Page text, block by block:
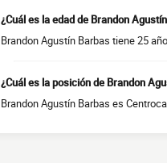
¿Cuál es la edad de Brandon
Brandon Agustín Barbas tiene 25
¿Cuál es la posición de Brandon
Brandon Agustín Barbas es